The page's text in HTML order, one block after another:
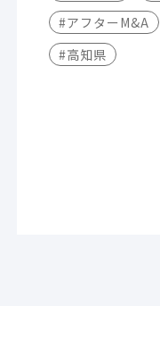
#アフターM&A
#高知県